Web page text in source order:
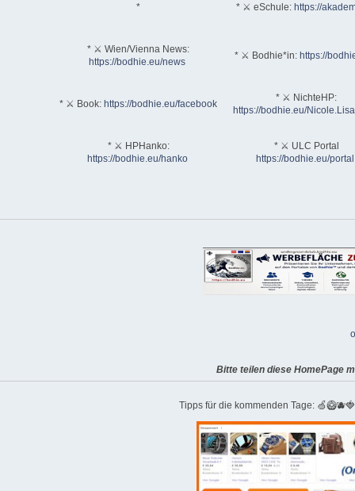
* * ⚔ eSchule: https://
* ⚔ Wien/Vienna News:
https://bodhie.eu/news
* ⚔ Bodhie*in: https://
* ⚔ Book: https://bodhie.eu/facebook
* ⚔ NichteHP:
https://bodhie.eu/
* ⚔ HPHanko:
https://bodhie.eu/hanko
* ⚔ ULC Portal
https://bodhie.eu/portal
Bitte teilen diese HomePage
Tipps für die kommenden Tage: